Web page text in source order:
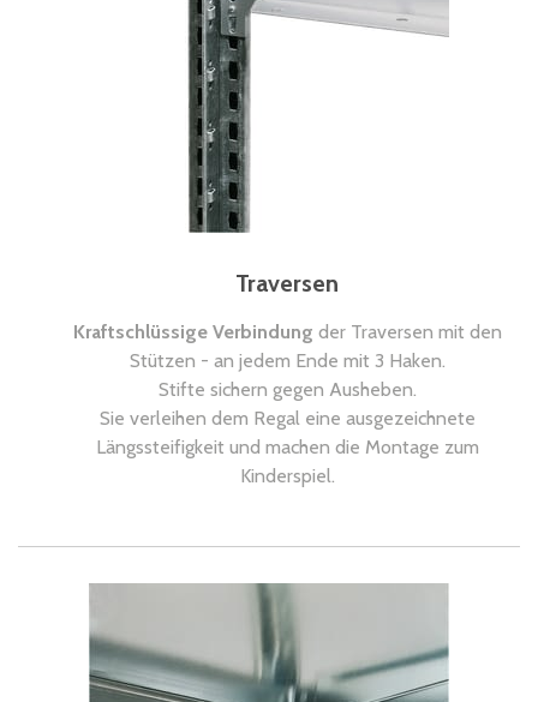
Traversen
Kraftschlüssige Verbindung der Traversen mit den
Stützen - an jedem Ende mit 3 Haken.
Stifte sichern gegen Ausheben.
Sie verleihen dem Regal eine ausgezeichnete
Längssteifigkeit und machen die Montage zum
Kinderspiel.